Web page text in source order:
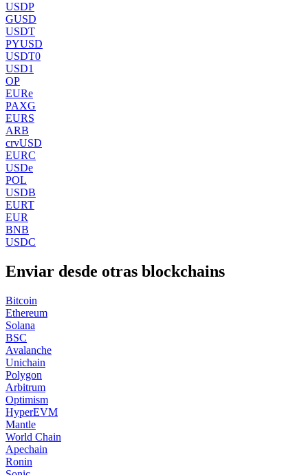
USDP
GUSD
USDT
PYUSD
USDT0
USD1
OP
EURe
PAXG
EURS
ARB
crvUSD
EURC
USDe
POL
USDB
EURT
EUR
BNB
USDC
Enviar desde otras blockchains
Bitcoin
Ethereum
Solana
BSC
Avalanche
Unichain
Polygon
Arbitrum
Optimism
HyperEVM
Mantle
World Chain
Apechain
Ronin